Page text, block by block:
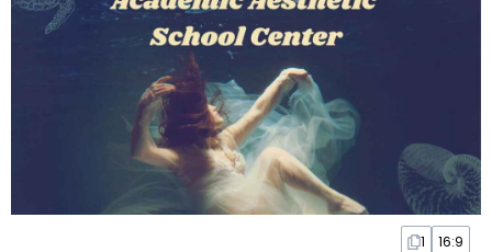
1 16:9